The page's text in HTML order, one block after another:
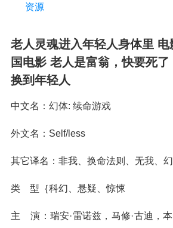
资源
老人灵魂进入年轻人身体里
国电影 老人是富翁，快要死
换到年轻人
中文名：幻体: 续命游戏
外文名：Self/less
其它译名：非我、换命法则、无我、
类 型｛科幻、悬疑、惊悚
主 演：瑞安·雷诺兹，马修·古迪，本